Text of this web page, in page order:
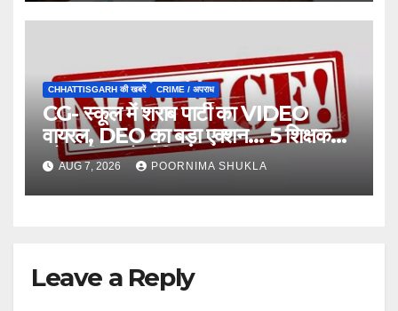
CHHATTISGARH की खबरें CRIME / अपराध
CG- स्कूल में शराब पार्टी का VIDEO
वायरल, DEO का बड़ा एक्शन… 5 शिक्षक
और स्वीपर को नोटिस…
AUG 7, 2026 POORNIMA SHUKLA
Leave a Reply